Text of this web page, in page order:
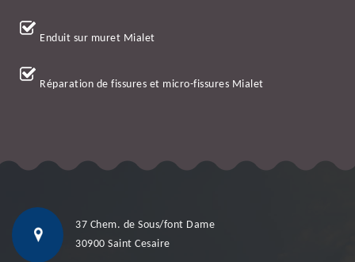
Enduit sur muret Mialet
Réparation de fissures et micro-fissures Mialet
37 Chem. de Sous/font Dame
30900 Saint Cesaire